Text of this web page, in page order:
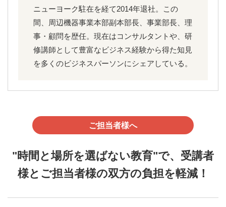
ニューヨーク駐在を経て2014年退社。この
間、周辺機器事業本部副本部長、事業部長、理
事・顧問を歴任。現在はコンサルタントや、研
修講師として豊富なビジネス経験から得た知見
を多くのビジネスパーソンにシェアしている。
ご担当者様へ
"時間と場所を選ばない教育"で、受講者
様とご担当者様の双方の負担を軽減！